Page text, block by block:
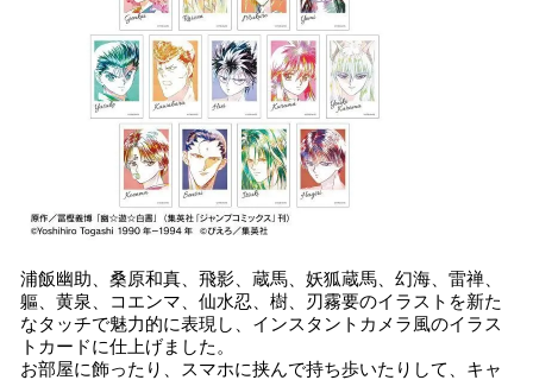
浦飯幽助、桑原和真、飛影、蔵馬、妖狐蔵馬、幻海、雷禅、
軀、黄泉、コエンマ、仙水忍、樹、刃霧要のイラストを新た
なタッチで魅力的に表現し、インスタントカメラ風のイラス
トカードに仕上げました。
お部屋に飾ったり、スマホに挟んで持ち歩いたりして、キャ